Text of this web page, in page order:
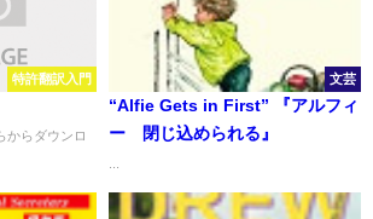
特許翻訳入門
からダウンロ
文芸
“Alfie Gets in First” 『アルフィ
ー 閉じ込められる』